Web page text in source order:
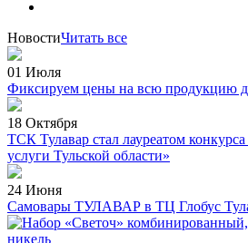
НовостиЧитать все
01 Июля
Фиксируем цены на всю продукцию
18 Октября
ТСК Тулавар стал лауреатом
услуги Тульской области»
24 Июня
Самовары ТУЛАВАР в ТЦ Глобус